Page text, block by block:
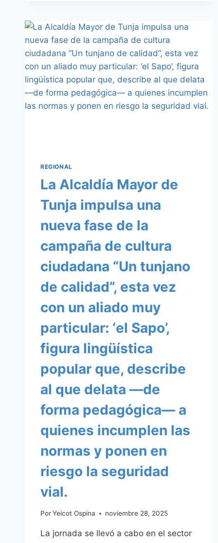
VALE
AHORA
CASA
CON
LA
ACTUALIZACIÓN
CATASTRAL
REGIONAL
La Alcaldía Mayor de
Tunja impulsa una
nueva fase de la
campaña de cultura
ciudadana “Un tunjano
de calidad”, esta vez
con un aliado muy
particular: ‘el Sapo’,
figura lingüística
popular que, describe
al que delata —de
forma pedagógica— a
quienes incumplen las
normas y ponen en
riesgo la seguridad
vial.
PorYeicot Ospina noviembre 28, 2025
La jornada se llevó a cabo en el sector